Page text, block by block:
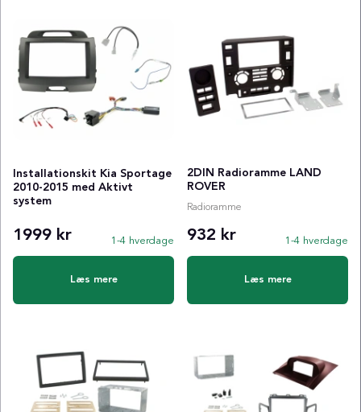
Installationskit Kia Sportage
2010-2015 med Aktivt
system
1999 kr 1-4 hverdage
Læs mere
2DIN Radioramme LAND
ROVER
Radioramme
932 kr 1-4 hverdage
Læs mere